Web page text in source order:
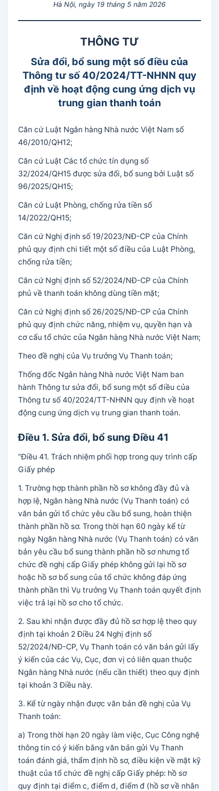
Hà Nội, ngày 19 tháng 5 năm 2026
THÔNG TƯ
Sửa đổi, bổ sung một số điều của
Thông tư số 40/2024/TT-NHNN quy
định về hoạt động cung ứng dịch vụ
trung gian thanh toán
Căn cứ Luật Ngân hàng Nhà nước Việt Nam số
46/2010/QH12;
Căn cứ Luật Các tổ chức tín dụng số
32/2024/QH15 được sửa đổi, bổ sung bởi Luật số
96/2025/QH15;
Căn cứ Luật Phòng, chống rửa tiền số
14/2022/QH15;
Căn cứ Nghị định số 19/2023/NĐ-CP của Chính
phủ quy định chi tiết một số điều của Luật Phòng,
chống rửa tiền;
Căn cứ Nghị định số 52/2024/NĐ-CP của Chính
phủ về thanh toán không dùng tiền mặt;
Căn cứ Nghị định số 26/2025/NĐ-CP của Chính
phủ quy định chức năng, nhiệm vụ, quyền hạn và
cơ cấu tổ chức của Ngân hàng Nhà nước Việt Nam;
Theo đề nghị của Vụ trưởng Vụ Thanh toán;
Thống đốc Ngân hàng Nhà nước Việt Nam ban
hành Thông tư sửa đổi, bổ sung một số điều của
Thông tư số 40/2024/TT-NHNN quy định về hoạt
động cung ứng dịch vụ trung gian thanh toán.
Điều 1. Sửa đổi, bổ sung Điều 41
“Điều 41. Trách nhiệm phối hợp trong quy trình cấp
Giấy phép
1. Trường hợp thành phần hồ sơ không đầy đủ và
hợp lệ, Ngân hàng Nhà nước (Vụ Thanh toán) có
văn bản gửi tổ chức yêu cầu bổ sung, hoàn thiện
thành phần hồ sơ. Trong thời hạn 60 ngày kể từ
ngày Ngân hàng Nhà nước (Vụ Thanh toán) có văn
bản yêu cầu bổ sung thành phần hồ sơ nhưng tổ
chức đề nghị cấp Giấy phép không gửi lại hồ sơ
hoặc hồ sơ bổ sung của tổ chức không đáp ứng
thành phần thì Vụ trưởng Vụ Thanh toán quyết định
việc trả lại hồ sơ cho tổ chức.
2. Sau khi nhận được đầy đủ hồ sơ hợp lệ theo quy
định tại khoản 2 Điều 24 Nghị định số
52/2024/NĐ-CP, Vụ Thanh toán có văn bản gửi lấy
ý kiến của các Vụ, Cục, đơn vị có liên quan thuộc
Ngân hàng Nhà nước (nếu cần thiết) theo quy định
tại khoản 3 Điều này.
3. Kể từ ngày nhận được văn bản đề nghị của Vụ
Thanh toán:
a) Trong thời hạn 20 ngày làm việc, Cục Công nghệ
thông tin có ý kiến bằng văn bản gửi Vụ Thanh
toán đánh giá, thẩm định hồ sơ, điều kiện về mặt kỹ
thuật của tổ chức đề nghị cấp Giấy phép: hồ sơ
quy định tại điểm c, điểm d, điểm đ (hồ sơ về nhân